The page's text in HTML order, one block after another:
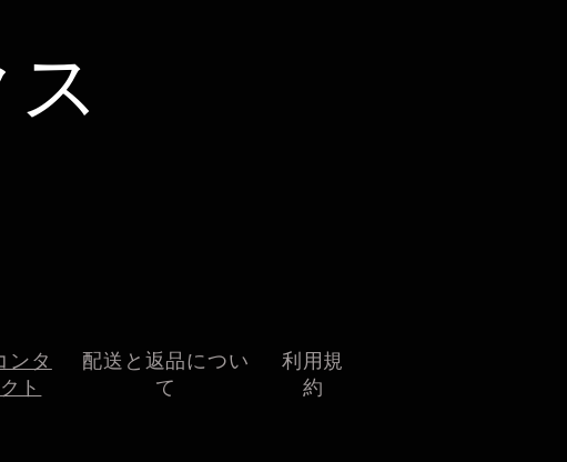
ンタ
クト
配送と返品につい
て
利用規
約